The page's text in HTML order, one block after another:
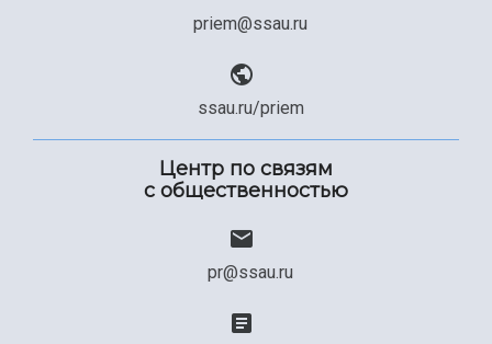
priem@ssau.ru
ssau.ru/priem
Центр по связям
с общественностью
pr@ssau.ru